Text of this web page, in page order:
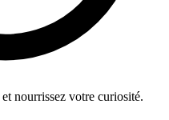
et nourrissez votre curiosité.